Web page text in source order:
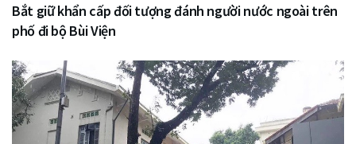
Bắt giữ khẩn cấp đối tượng đánh người nước ngoài trên
phố đi bộ Bùi Viện